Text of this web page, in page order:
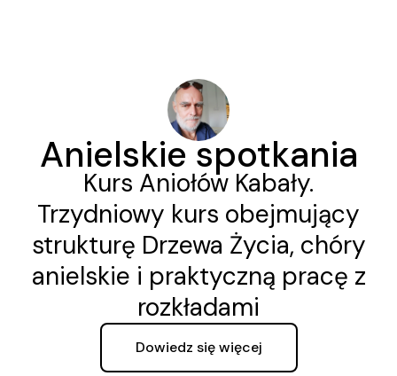
Anielskie spotkania
Kurs Aniołów Kabały.
Trzydniowy kurs obejmujący
strukturę Drzewa Życia, chóry
anielskie i praktyczną pracę z
rozkładami
Dowiedz się więcej